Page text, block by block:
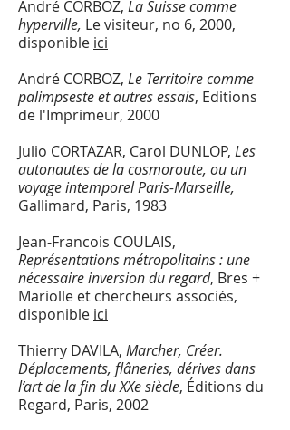
André CORBOZ, La Suisse comme
hyperville, Le visiteur, no 6, 2000,
disponible ici
André CORBOZ, Le Territoire comme
palimpseste et autres essais, Editions
de l'Imprimeur, 2000
Julio CORTAZAR, Carol DUNLOP, Les
autonautes de la cosmoroute, ou un
voyage intemporel Paris-Marseille,
Gallimard, Paris, 1983
Jean-Francois COULAIS,
Représentations métropolitains : une
nécessaire inversion du regard, Bres +
Mariolle et chercheurs associés,
disponible ici
Thierry DAVILA, Marcher, Créer.
Déplacements, flâneries, dérives dans
l’art de la fin du XXe siècle, Éditions du
Regard, Paris, 2002